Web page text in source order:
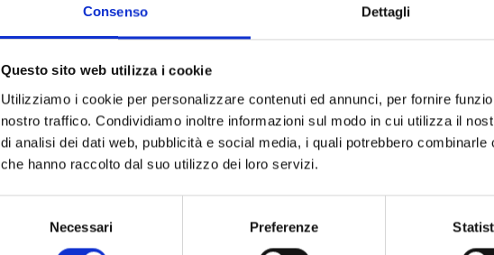
Consenso Dettagli
Questo sito web utilizza i cookie
Utilizziamo i cookie per personalizzare contenuti ed annunci, per fornire
nostro traffico. Condividiamo inoltre informazioni sul modo in cui utilizza il
di analisi dei dati web, pubblicità e social media, i quali potrebbero
che hanno raccolto dal suo utilizzo dei loro servizi.
Necessari Preferenze